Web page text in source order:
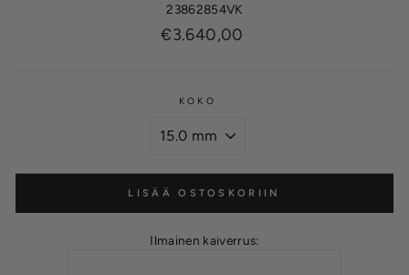
23862854VK
Normaalihinta
€3.640,00
KOKO
LISÄÄ OSTOSKORIIN
Ilmainen kaiverrus: